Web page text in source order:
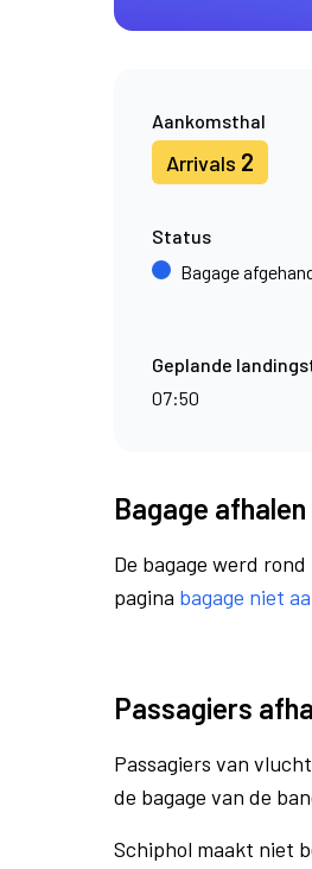
Aankomsthal
Arrivals 2
Status
Bagage
Geplande
07:50
Bagage
De bagage werd
pagina bagage niet
Passagiers
Passagiers van
de bagage van de
Schiphol maakt niet